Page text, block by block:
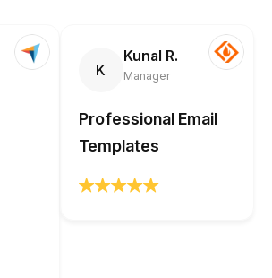
K
Kunal R.
Manager
Professional Email
Templates